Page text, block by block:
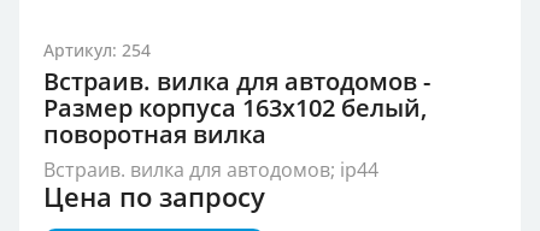
Артикул: 254
Встраив. вилка для автодомов -
Размер корпуса 163x102 белый,
поворотная вилка
Встраив. вилка для автодомов; ip44
Цена по запросу